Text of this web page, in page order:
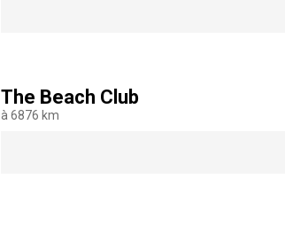
The Beach Club
à 6876 km